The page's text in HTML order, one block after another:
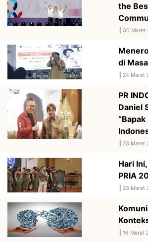
the
30 Maret
di
24 Maret
PR
Daniel
23 Maret
Hari
PRIA
23 Maret
16 Maret